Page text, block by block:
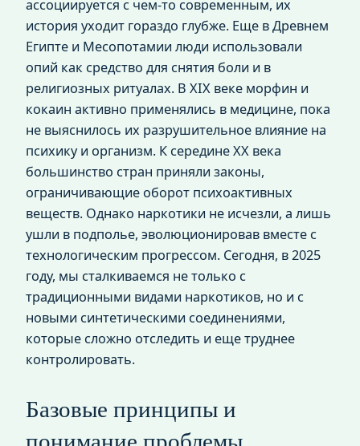
ассоциируется с чем-то современным, их
история уходит гораздо глубже. Еще в Древнем
Египте и Месопотамии люди использовали
опий как средство для снятия боли и в
религиозных ритуалах. В XIX веке морфин и
кокаин активно применялись в медицине, пока
не выяснилось их разрушительное влияние на
психику и организм. К середине XX века
большинство стран приняли законы,
ограничивающие оборот психоактивных
веществ. Однако наркотики не исчезли, а лишь
ушли в подполье, эволюционировав вместе с
технологическим прогрессом. Сегодня, в 2025
году, мы сталкиваемся не только с
традиционными видами наркотиков, но и с
новыми синтетическими соединениями,
которые сложно отследить и еще труднее
контролировать.
Базовые принципы и